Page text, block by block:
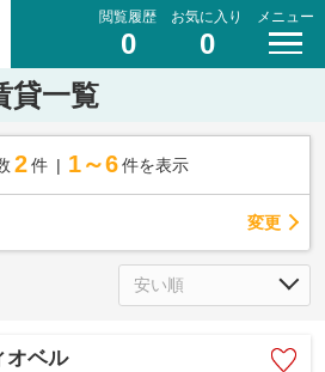
閲覧履歴
0
お気に入り
0
メニュー
貸一覧
2 件 1～6 件を表示
変更
オベル